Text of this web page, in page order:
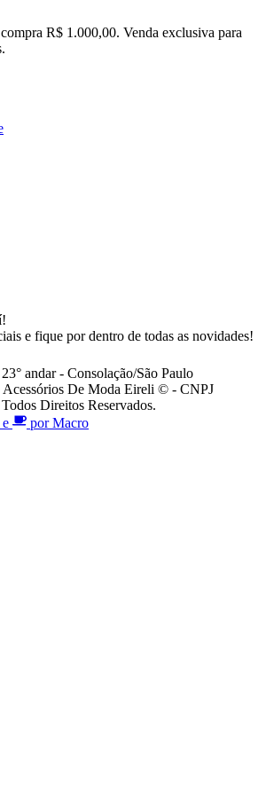
R$ 1.000,00. Venda exclusiva para
e fique por dentro de todas as novidades!
andar - Consolação/São Paulo
De Moda Eireli © - CNPJ
Direitos Reservados.
e por Macro